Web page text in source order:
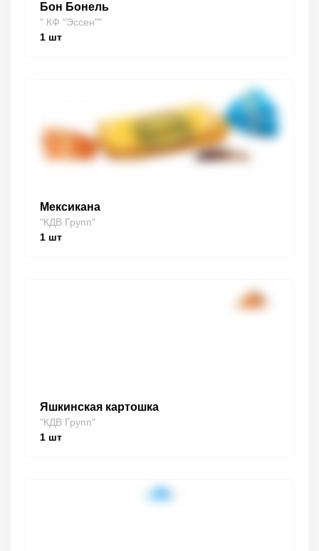
Бон Бонель
" КФ "Эссен""
1 шт
Мексикана
"КДВ Групп"
1 шт
Яшкинская картошка
"КДВ Групп"
1 шт